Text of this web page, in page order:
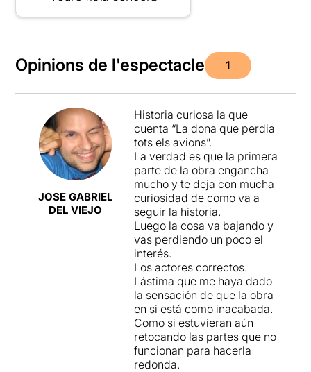
Opinions de l'espectacle 1
JOSE GABRIEL
DEL VIEJO
Historia curiosa la que
cuenta “La dona que perdia
tots els avions”.
La verdad es que la primera
parte de la obra engancha
mucho y te deja con mucha
curiosidad de como va a
seguir la historia.
Luego la cosa va bajando y
vas perdiendo un poco el
interés.
Los actores correctos.
Lástima que me haya dado
la sensación de que la obra
en si está como inacabada.
Como si estuvieran aún
retocando las partes que no
funcionan para hacerla
redonda.